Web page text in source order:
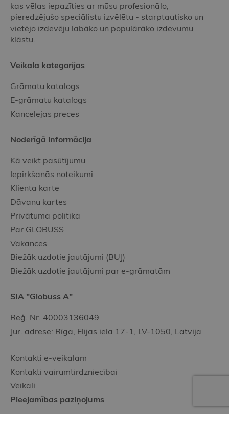
kas vēlas iepazīties ar mūsu profesionālo,
pieredzējušo speciālistu izvēlētu - starptautisko un
vietējo izdevēju labāko un populārāko izdevumu
klāstu.
Veikala kategorijas
Grāmatu katalogs
E-grāmatu katalogs
Kancelejas preces
Noderīgā informācija
Kā veikt pasūtījumu
Iepirkšanās noteikumi
Klienta karte
Dāvanu kartes
Privātuma politika
Par GLOBUSS
Vakances
Biežāk uzdotie jautājumi (BUJ)
Biežāk uzdotie jautājumi par e-grāmatām
SIA "Globuss A"
Reģ. Nr. 40003136049
Jur. adrese: Rīga, Elijas iela 17-1, LV-1050, Latvija
Kontakti e-veikalam
Kontakti vairumtirdzniecībai
Veikali
Pieejamības paziņojums